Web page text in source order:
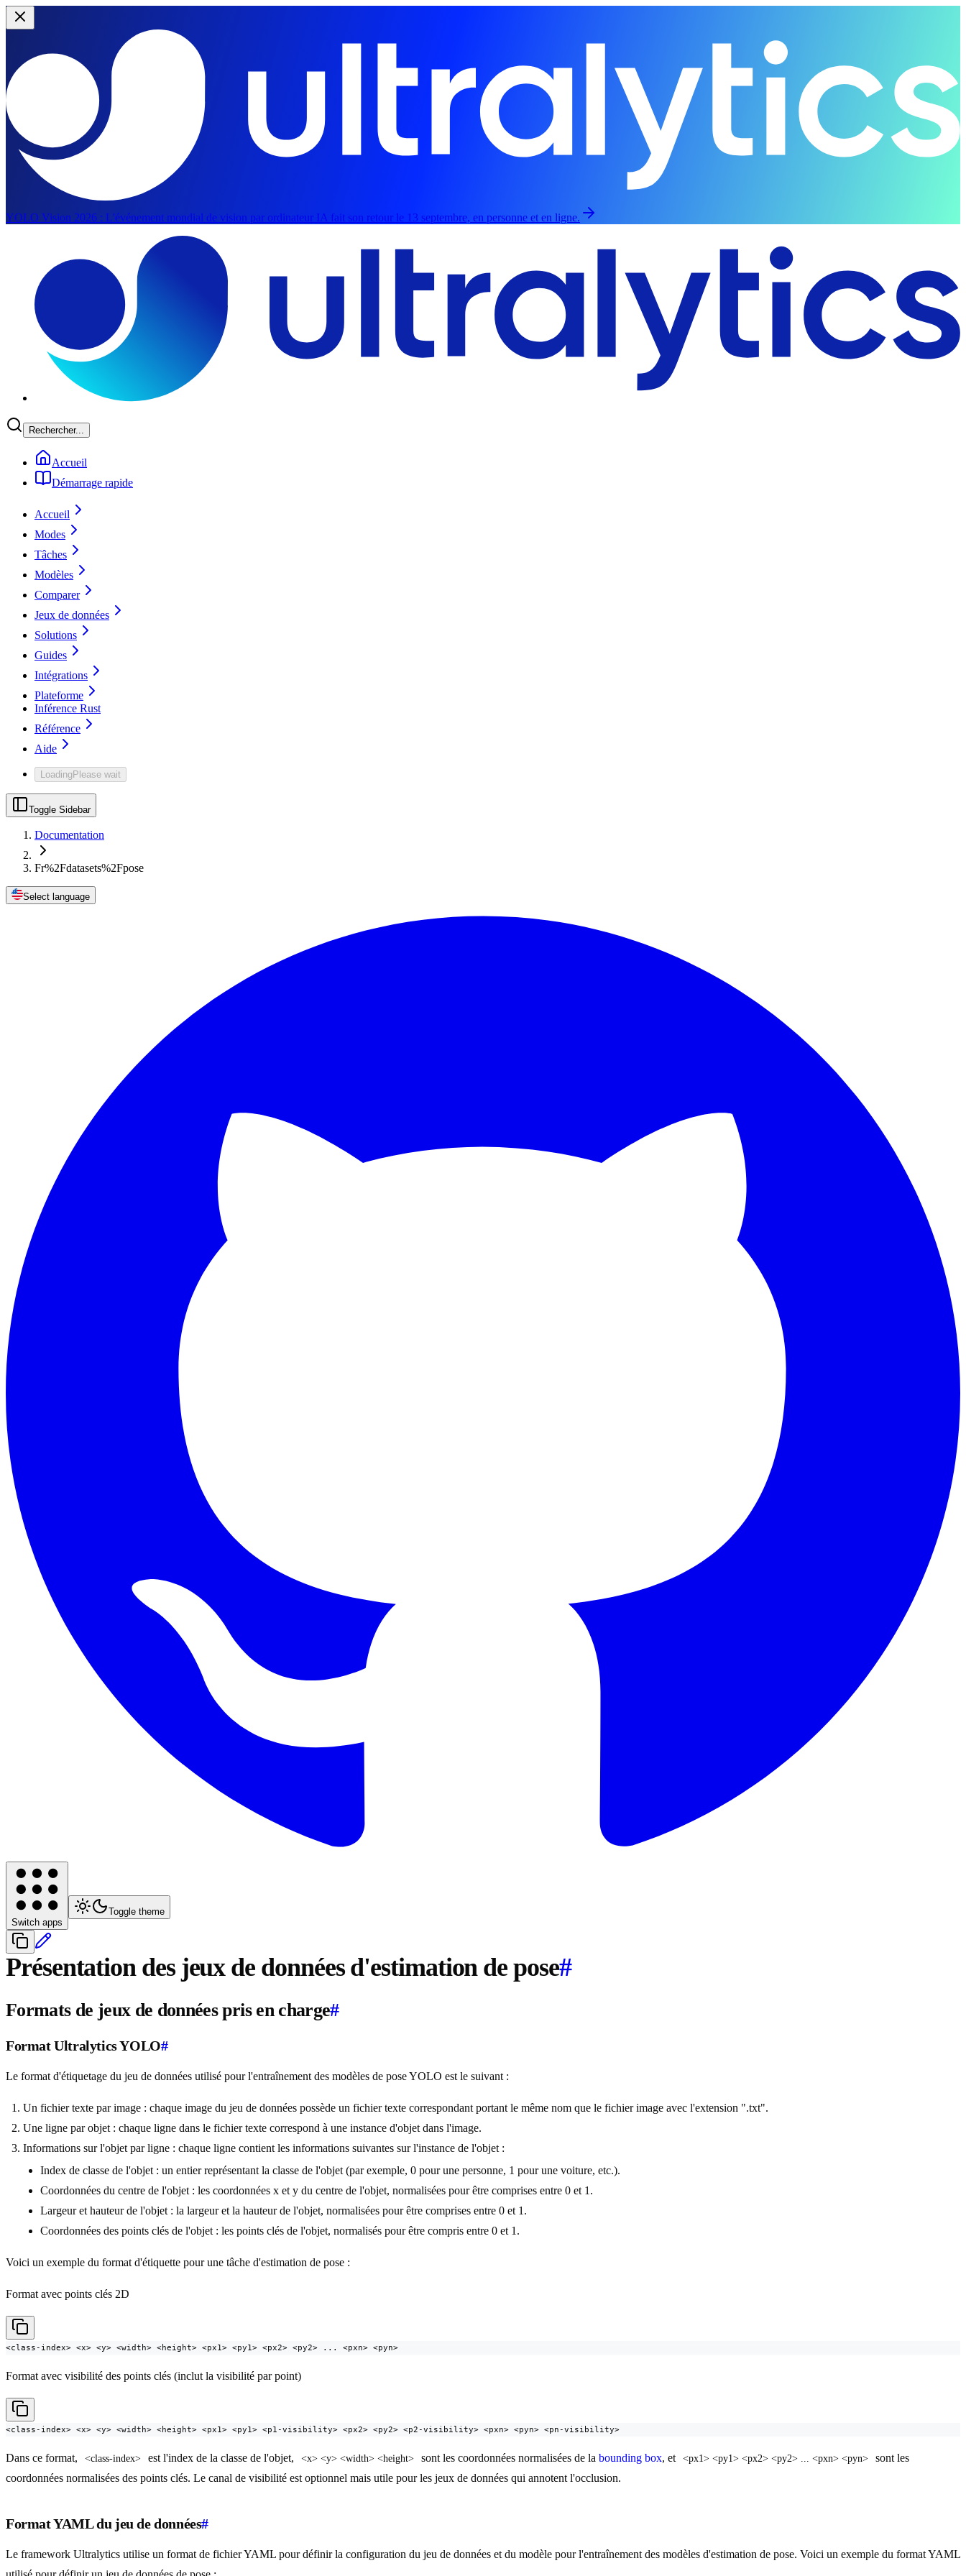
YOLO Vision 2026 : L'événement mondial de vision par ordinateur IA fait son retour le 13 septembre, en personne et en ligne.
Rechercher...
Accueil
Démarrage rapide
Accueil
Modes
Tâches
Modèles
Comparer
Jeux de données
Solutions
Guides
Intégrations
Plateforme
Inférence Rust
Référence
Aide
LoadingPlease wait
Toggle Sidebar
Documentation
Fr%2Fdatasets%2Fpose
Select language
Switch apps
Toggle theme
Présentation des jeux de données d'estimation de pose#
Formats de jeux de données pris en charge#
Format Ultralytics YOLO#
Le format d'étiquetage du jeu de données utilisé pour l'entraînement des modèles de pose YOLO est le suivant :
Un fichier texte par image : chaque image du jeu de données possède un fichier texte correspondant portant le même nom que le fichier image avec l'extension ".txt".
Une ligne par objet : chaque ligne dans le fichier texte correspond à une instance d'objet dans l'image.
Informations sur l'objet par ligne : chaque ligne contient les informations suivantes sur l'instance de l'objet :
Index de classe de l'objet : un entier représentant la classe de l'objet (par exemple, 0 pour une personne, 1 pour une voiture, etc.).
Coordonnées du centre de l'objet : les coordonnées x et y du centre de l'objet, normalisées pour être comprises entre 0 et 1.
Largeur et hauteur de l'objet : la largeur et la hauteur de l'objet, normalisées pour être comprises entre 0 et 1.
Coordonnées des points clés de l'objet : les points clés de l'objet, normalisés pour être compris entre 0 et 1.
Voici un exemple du format d'étiquette pour une tâche d'estimation de pose :
Format avec points clés 2D
<class-index> <x> <y> <width> <height> <px1> <py1> <px2> <py2> ... <pxn> <pyn>
Format avec visibilité des points clés (inclut la visibilité par point)
<class-index> <x> <y> <width> <height> <px1> <py1> <p1-visibility> <px2> <py2> <p2-visibility> <pxn> <pyn> <pn-visibility>
Dans ce format, <class-index> est l'index de la classe de l'objet, <x> <y> <width> <height> sont les coordonnées normalisées de la bounding box, et <px1> <py1> <px2> <py2> ... <pxn> <pyn>
sont les
coordonnées normalisées des points clés. Le canal de visibilité est optionnel mais utile pour les jeux de données qui annotent l'occlusion.
Format YAML du jeu de données#
Le framework Ultralytics utilise un format de fichier YAML pour définir la configuration du jeu de données et du modèle pour l'entraînement des modèles d'estimation de pose. Voici un exemple du format YAML